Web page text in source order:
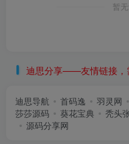
暂
迪思分享——友情链接，
迪思导航 首码逸 羽灵网
莎莎源码
葵花宝典 秃头
源码分享网